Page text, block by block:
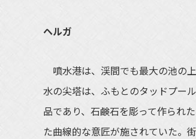
ヘルガ
噴水港は、渓間でも最大の池の
水の尖塔は、ふもとのタッドプー
品であり、石鹸石を彫って作られ
た曲線的な意匠が施されていた。